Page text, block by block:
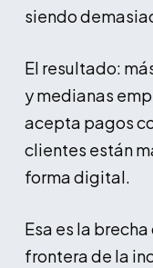
siendo
El resultado:
y medianas
acepta pagos
clientes están
forma digital.
Esa es la
frontera de la